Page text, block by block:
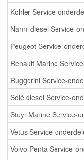
Kohler Service-
Nanni diesel Service-
Peugeot Service-
Renault Marine
Ruggerini Service-
Solé diesel Service-
Steyr Marine Service-
Vetus Service-
Volvo-Penta Service-